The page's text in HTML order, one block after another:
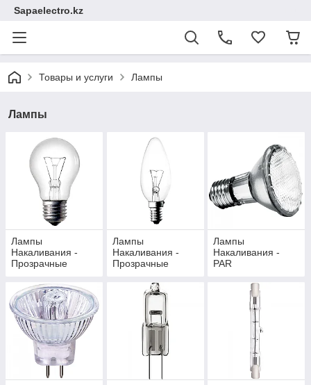
Sapaelectro.kz
Товары и услуги Лампы
Лампы
Лампы
Накаливания -
Прозрачные
Лампы
Накаливания -
Прозрачные
Лампы
Накаливания -
PAR